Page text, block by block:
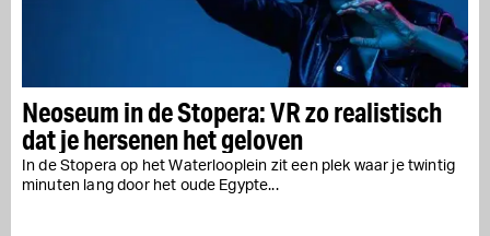
Neoseum in de Stopera: VR zo realistisch
dat je hersenen het geloven
In de Stopera op het Waterlooplein zit een plek waar je twintig
minuten lang door het oude Egypte...